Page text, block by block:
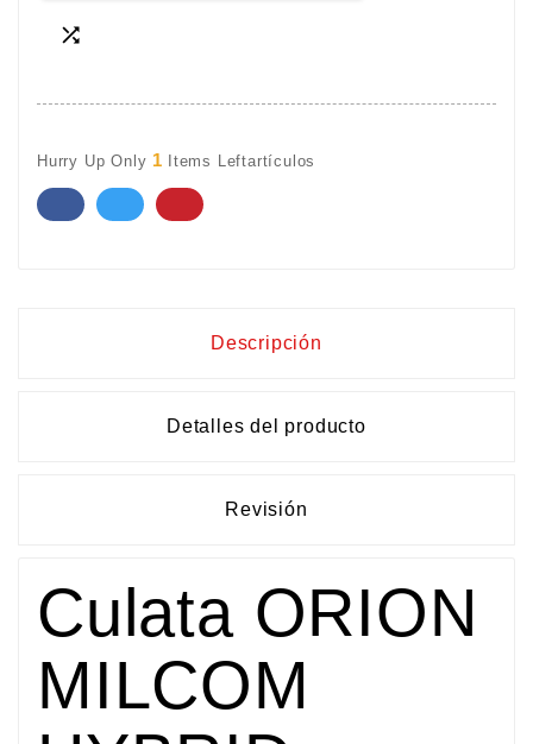

Hurry Up Only 1 Items Leftartículos
Descripción
Detalles del producto
Revisión
Culata ORION
MILCOM